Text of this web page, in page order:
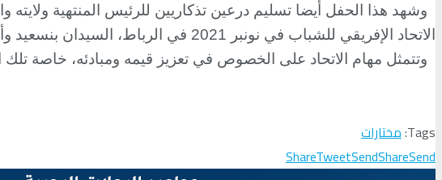
وشهد هذا الحفل أيضا تسليم درعين تذكاريين للرئيس المنتهية ولايته
الاتحاد الإفريقي للشباب في نونبر 2021 في الرباط، السيدان بنسعيد وأومارو. وتم اختيار مدينة الرباط سنة 2022 عاصمة إفريقية للشباب.
وتتمثل مهام الاتحاد على الخصوص في تعزيز قيمه ومبادئه، خاصة تلك
Tags: مختارات
ShareTweetSendShareSend